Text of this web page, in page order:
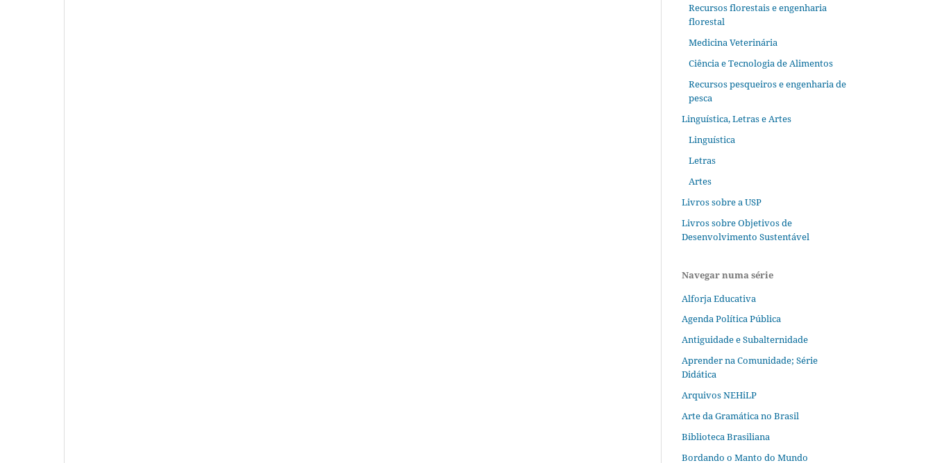
Recursos florestais e engenharia
florestal
Medicina Veterinária
Ciência e Tecnologia de Alimentos
Recursos pesqueiros e engenharia de
pesca
Linguística, Letras e Artes
Linguística
Letras
Artes
Livros sobre a USP
Livros sobre Objetivos de
Desenvolvimento Sustentável
Navegar numa série
Alforja Educativa
Agenda Política Pública
Antiguidade e Subalternidade
Aprender na Comunidade; Série
Didática
Arquivos NEHiLP
Arte da Gramática no Brasil
Biblioteca Brasiliana
Bordando o Manto do Mundo